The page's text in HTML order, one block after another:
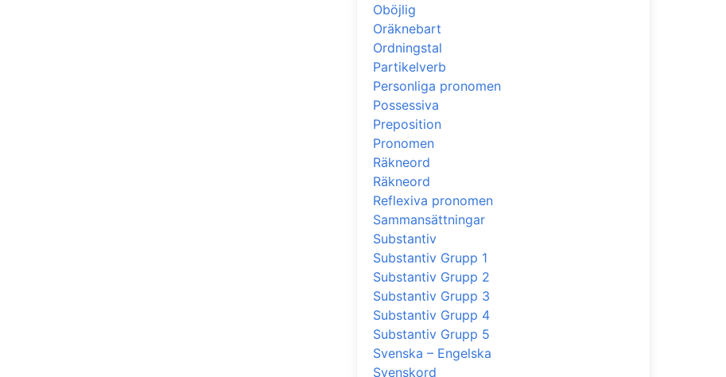
Oböjlig
Oräknebart
Ordningstal
Partikelverb
Personliga pronomen
Possessiva
Preposition
Pronomen
Räkneord
Räkneord
Reflexiva pronomen
Sammansättningar
Substantiv
Substantiv Grupp 1
Substantiv Grupp 2
Substantiv Grupp 3
Substantiv Grupp 4
Substantiv Grupp 5
Svenska – Engelska
Svenskord